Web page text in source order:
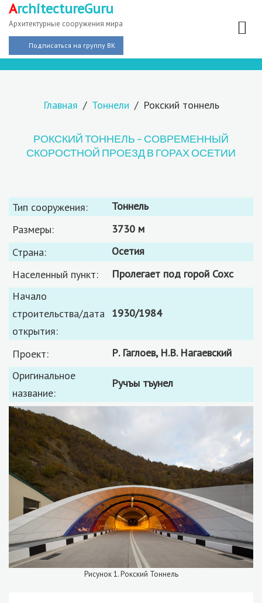
ArchitectureGuru
Архитектурные сооружения мира
Подписаться на группу ВК
Главная Тоннели Рокский тоннель
РОКСКИЙ ТОННЕЛЬ – СОВРЕМЕННЫЙ
СКОРОСТНОЙ ПРОЕЗД В ГОРАХ ОСЕТИИ
Тип сооружения:
тоннель
Размеры:
3730 м
Страна:
Осетия
Населенный пункт:
пролегает под горой Сохс
Начало
строительства/дата
открытия:
1930/1984
Проект:
Р. Гаглоев, Н.В. Нагаевский
Оригинальное
название:
Ручъы тъунел
Рисунок 1. Рокский Тоннель